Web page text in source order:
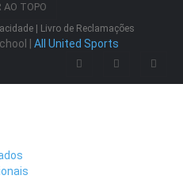
AO TOPO
Livro de Reclamações
| All United Sports